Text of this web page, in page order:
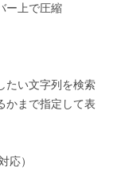
ー上で圧縮
たい文字列を検索
かまで指定して表
応）